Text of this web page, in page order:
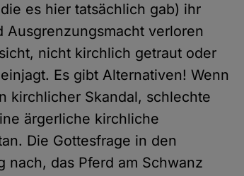
es hier tatsächlich gab) ihr
verloren
nicht kirchlich getraut oder
Es gibt Alternativen! Wenn
kirchlicher Skandal, schlechte
ärgerliche kirchliche
Die Gottesfrage in den
das Pferd am Schwanz